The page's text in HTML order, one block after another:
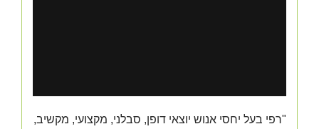
"רפי בעל יחסי אנוש יוצאי דופן, סבלני, מקצועי, מקשיב,